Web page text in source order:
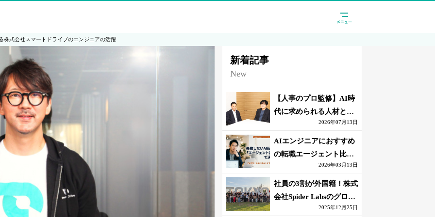
株式会社スマートドライブのエンジニアの活躍
新着記事
New
【人事のプロ監修】AI時
代に求められる人材と
は？「代替されない人」
の条件
2026年07月13日
AIエンジニアにおすすめ
の転職エージェント比較
｜失敗しない選び方【採
点表つき】
2026年03月13日
社員の3割が外国籍！株式
会社Spider Labsのグロー
2025年12月25日